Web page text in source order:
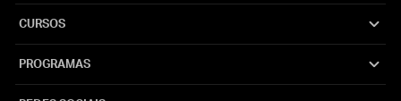
CURSOS
PROGRAMAS